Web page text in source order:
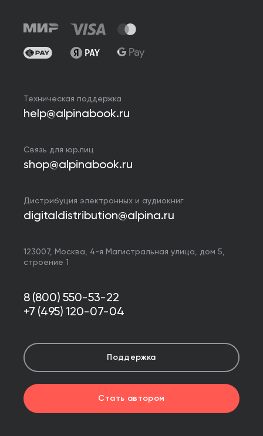
Техническая поддержка
help@alpinabook.ru
Связь для юр.лиц
shop@alpinabook.ru
Дистрибуция электронных и аудиокниг
digitaldistribution@alpina.ru
123007, Москва, 4-я Магистральная улица, дом 5,
строение 1
8 (800) 550-53-22
+7 (495) 120-07-04
Поддержка
Стать автором